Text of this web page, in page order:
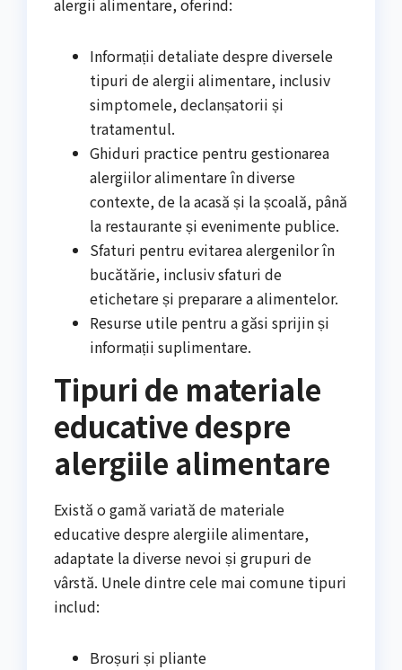
alergii alimentare, oferind:
Informații detaliate despre diversele
tipuri de alergii alimentare, inclusiv
simptomele, declanșatorii și
tratamentul.
Ghiduri practice pentru gestionarea
alergiilor alimentare în diverse
contexte, de la acasă și la școală, până
la restaurante și evenimente publice.
Sfaturi pentru evitarea alergenilor în
bucătărie, inclusiv sfaturi de
etichetare și preparare a alimentelor.
Resurse utile pentru a găsi sprijin și
informații suplimentare.
Tipuri de materiale
educative despre
alergiile alimentare
Există o gamă variată de materiale
educative despre alergiile alimentare,
adaptate la diverse nevoi și grupuri de
vârstă. Unele dintre cele mai comune tipuri
includ:
Broșuri și pliante